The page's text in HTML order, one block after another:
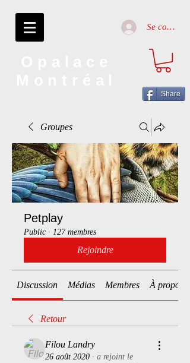
Se connecter
Share
Groupes
Petplay
Public · 127 membres
Rejoindre
Discussion Médias Membres À propos
Retour
Filou Landry
26 août 2020 · a rejoint le